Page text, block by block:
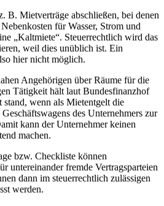
B. Mietverträge abschließen, bei denen
für Wasser, Strom und
„Kaltmiete“. Steuerrechtlich wird das
weil dies unüblich ist. Ein
hier nicht möglich.
Angehörigen über Räume für die
Tätigkeit hält laut Bundesfinanzhof
wenn als Mietentgelt die
des Unternehmers zur
kann der Unternehmer keinen
machen.
bzw. Checkliste können
untereinander fremde Vertragsparteien
dann im steuerrechtlich zulässigen
werden.